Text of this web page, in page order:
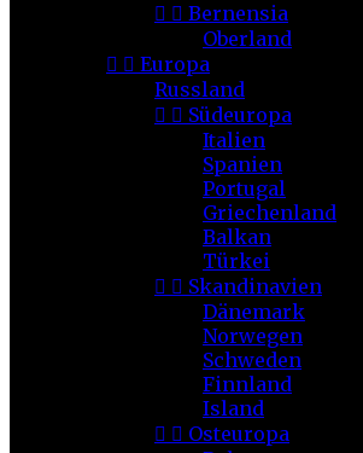
  Bernensia
Oberland
  Europa
Russland
  Südeuropa
Italien
Spanien
Portugal
Griechenland
Balkan
Türkei
  Skandinavien
Dänemark
Norwegen
Schweden
Finnland
Island
  Osteuropa